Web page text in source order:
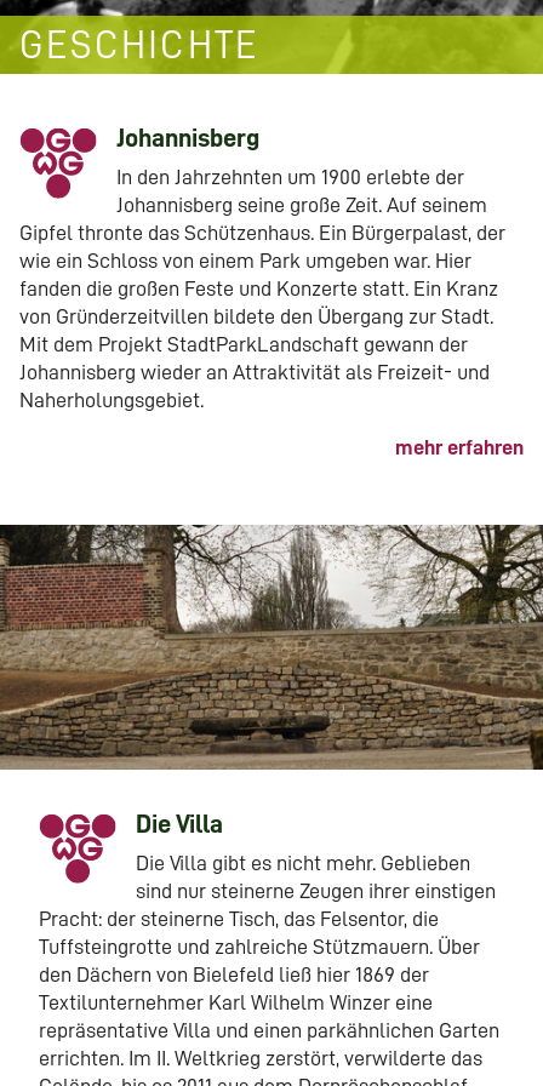
GESCHICHTE
Johannisberg
In den Jahrzehnten um 1900 erlebte der
Johannisberg seine große Zeit. Auf seinem
Gipfel thronte das Schützenhaus. Ein Bürgerpalast, der
wie ein Schloss von einem Park umgeben war. Hier
fanden die großen Feste und Konzerte statt. Ein Kranz
von Gründerzeitvillen bildete den Übergang zur Stadt.
Mit dem Projekt StadtParkLandschaft gewann der
Johannisberg wieder an Attraktivität als Freizeit- und
Naherholungsgebiet.
mehr erfahren
Die Villa
Die Villa gibt es nicht mehr. Geblieben
sind nur steinerne Zeugen ihrer einstigen
Pracht: der steinerne Tisch, das Felsentor, die
Tuffsteingrotte und zahlreiche Stützmauern. Über
den Dächern von Bielefeld ließ hier 1869 der
Textilunternehmer Karl Wilhelm Winzer eine
repräsentative Villa und einen parkähnlichen Garten
errichten. Im II. Weltkrieg zerstört, verwilderte das